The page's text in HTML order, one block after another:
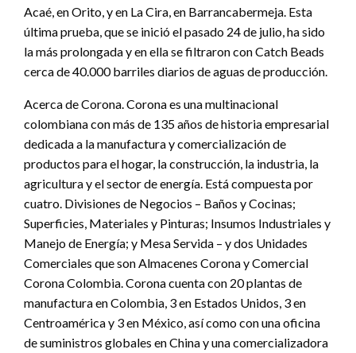
Acaé, en Orito, y en La Cira, en Barrancabermeja. Esta
última prueba, que se inició el pasado 24 de julio, ha sido
la más prolongada y en ella se filtraron con Catch Beads
cerca de 40.000 barriles diarios de aguas de producción.
Acerca de Corona. Corona es una multinacional
colombiana con más de 135 años de historia empresarial
dedicada a la manufactura y comercialización de
productos para el hogar, la construcción, la industria, la
agricultura y el sector de energía. Está compuesta por
cuatro. Divisiones de Negocios – Baños y Cocinas;
Superficies, Materiales y Pinturas; Insumos Industriales y
Manejo de Energía; y Mesa Servida – y dos Unidades
Comerciales que son Almacenes Corona y Comercial
Corona Colombia. Corona cuenta con 20 plantas de
manufactura en Colombia, 3 en Estados Unidos, 3 en
Centroamérica y 3 en México, así como con una oficina
de suministros globales en China y una comercializadora